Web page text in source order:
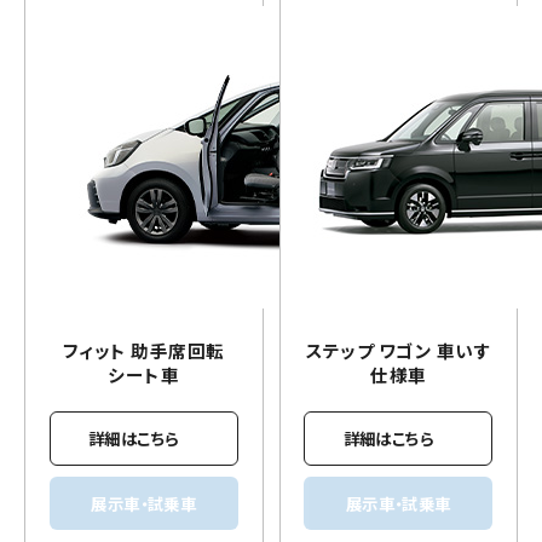
フィット 助手席回転
シート車
詳細はこちら
展示車・試乗車
ステップ ワゴン 車いす
仕様車
詳細はこちら
展示車・試乗車